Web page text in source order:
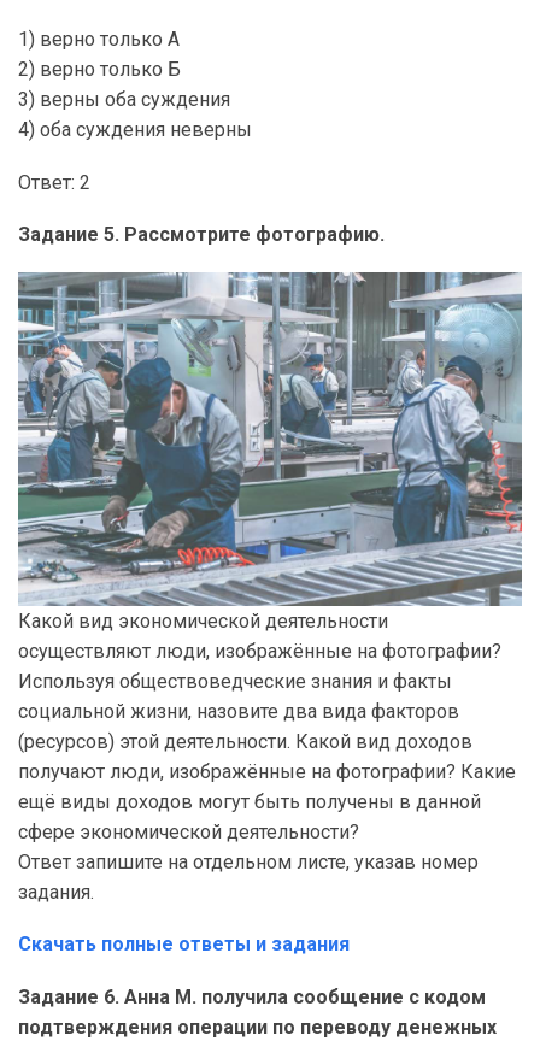
1) верно только А
2) верно только Б
3) верны оба суждения
4) оба суждения неверны
Ответ: 2
Задание 5. Рассмотрите фотографию.
Какой вид экономической деятельности
осуществляют люди, изображённые на фотографии?
Используя обществоведческие знания и факты
социальной жизни, назовите два вида факторов
(ресурсов) этой деятельности. Какой вид доходов
получают люди, изображённые на фотографии? Какие
ещё виды доходов могут быть получены в данной
сфере экономической деятельности?
Ответ запишите на отдельном листе, указав номер
задания.
Скачать полные ответы и задания
Задание 6. Анна М. получила сообщение с кодом
подтверждения операции по переводу денежных